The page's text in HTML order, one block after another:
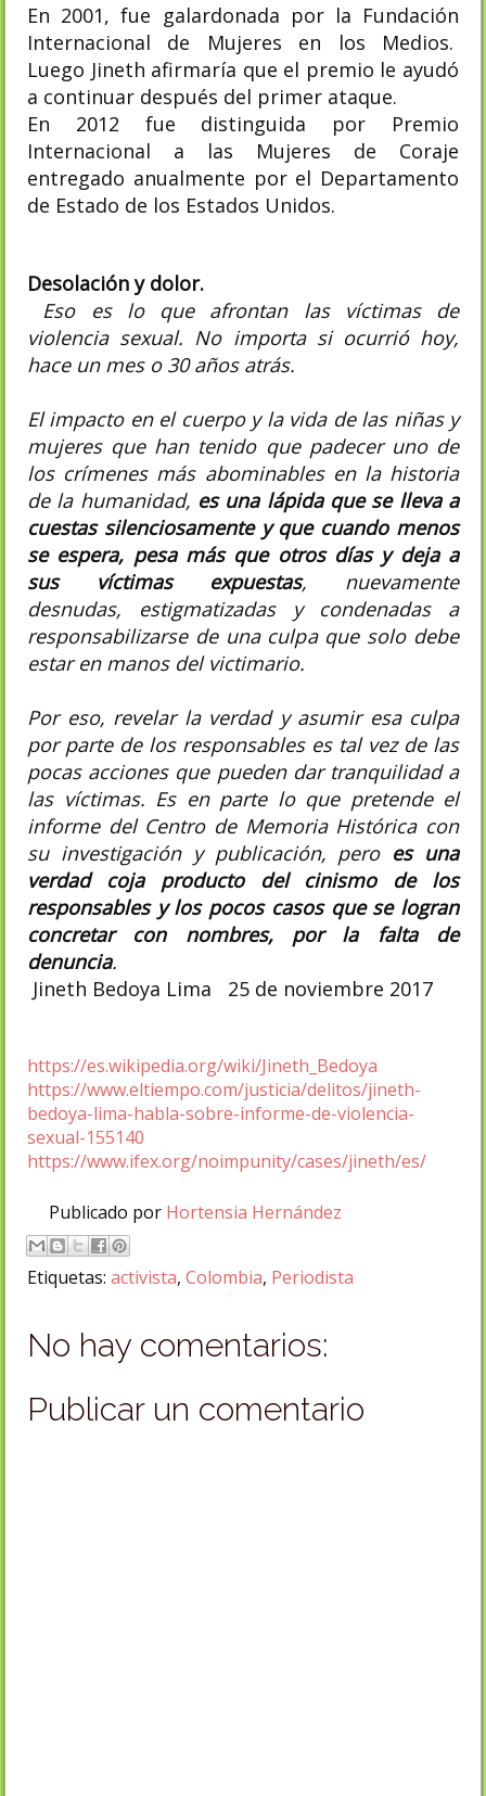
En 2001, fue galardonada por la Fundación
Internacional de Mujeres en los Medios.
Luego Jineth afirmaría que el premio le ayudó
a continuar después del primer ataque.
En 2012 fue distinguida por Premio
Internacional a las Mujeres de Coraje
entregado anualmente por el Departamento
de Estado de los Estados Unidos.
Desolación y dolor.
Eso es lo que afrontan las víctimas de
violencia sexual. No importa si ocurrió hoy,
hace un mes o 30 años atrás.
El impacto en el cuerpo y la vida de las niñas y
mujeres que han tenido que padecer uno de
los crímenes más abominables en la historia
de la humanidad, es una lápida que se lleva a
cuestas silenciosamente y que cuando menos
se espera, pesa más que otros días y deja a
sus víctimas expuestas, nuevamente
desnudas, estigmatizadas y condenadas a
responsabilizarse de una culpa que solo debe
estar en manos del victimario.
Por eso, revelar la verdad y asumir esa culpa
por parte de los responsables es tal vez de las
pocas acciones que pueden dar tranquilidad a
las víctimas. Es en parte lo que pretende el
informe del Centro de Memoria Histórica con
su investigación y publicación, pero es una
verdad coja producto del cinismo de los
responsables y los pocos casos que se logran
concretar con nombres, por la falta de
denuncia.
Jineth Bedoya Lima 25 de noviembre 2017
https://es.wikipedia.org/wiki/Jineth_Bedoya
https://www.eltiempo.com/justicia/delitos/jineth-
bedoya-lima-habla-sobre-informe-de-violencia-
sexual-155140
https://www.ifex.org/noimpunity/cases/jineth/es/
Publicado por Hortensia Hernández
Etiquetas: activista, Colombia, Periodista
No hay comentarios:
Publicar un comentario